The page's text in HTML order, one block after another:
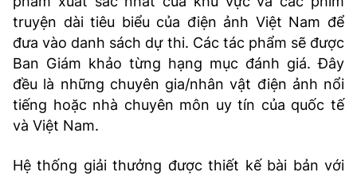
truyện dài tiêu biểu của điện ảnh Việt Nam để
đưa vào danh sách dự thi. Các tác phẩm sẽ được
Ban Giám khảo từng hạng mục đánh giá. Đây
đều là những chuyên gia/nhân vật điện ảnh nổi
tiếng hoặc nhà chuyên môn uy tín của quốc tế
và Việt Nam.
Hệ thống giải thưởng được thiết kế bài bản với